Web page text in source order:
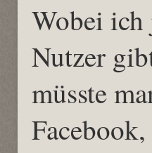
Wobei ich
Nutzer
müsste